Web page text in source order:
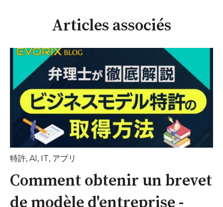
Articles associés
特許, AI , IT, アプリ
Comment obtenir un brevet
de modèle d'entreprise -